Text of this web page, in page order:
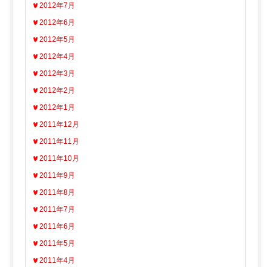
2012年7月
2012年6月
2012年5月
2012年4月
2012年3月
2012年2月
2012年1月
2011年12月
2011年11月
2011年10月
2011年9月
2011年8月
2011年7月
2011年6月
2011年5月
2011年4月